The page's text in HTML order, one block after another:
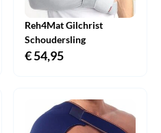
Reh4Mat Gilchrist
Schoudersling
€54,95